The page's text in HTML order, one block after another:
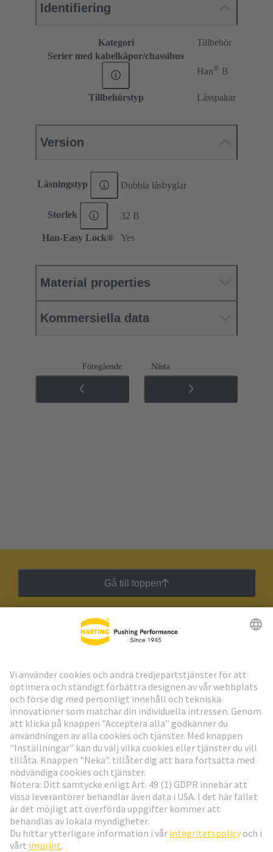
Identifiering
Kategori
Tillbehör
Serier med kabelkåpor/chassihus
Han® B
Tillbehörstyp Låsspakar
Version
Låsningstyp Dubbla låsbyglar
Storlek 32 B
Han-Easy Lock® Yes
Material properties
Kommersiella data
Föregående Nästa
Gå till toppen
HARTING:s nyhetsbrev
Gå till registrering
Social Media
Sverige